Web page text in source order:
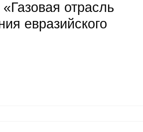
отрасль
евразийского